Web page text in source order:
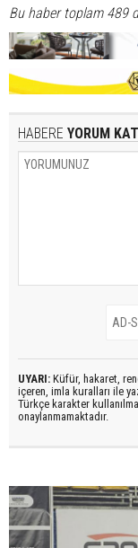
Bu haber toplam 489
HABERE YORUM KAT
UYARI: Küfür, hakaret,
içeren, imla kuralları ile
Türkçe karakter
onaylanmamaktadır.